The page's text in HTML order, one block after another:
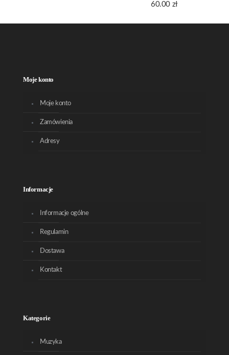
60.00 zł
Moje konto
Moje konto
Zamówienia
Adresy
Informacje
Informacje ogólne
Regulamin
Dostawa
Kontakt
Kategorie
Muzyka